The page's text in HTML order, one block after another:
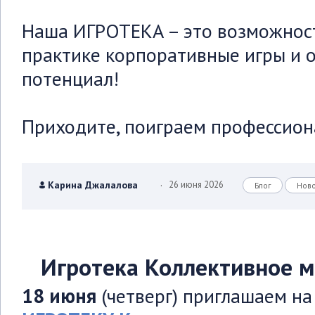
Наша ИГРОТЕКА – это
практике корпоративные игры и
потенциал!
Приходите, поиграем
Карина Джалалова . 26 июня 2026 Блог
Игротека Коллективное
18 июня (четверг) приглашаем на